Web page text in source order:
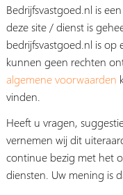
Bedrijfsvastgoed.nl is
deze site / dienst is
bedrijfsvastgoed.nl is op
kunnen geen rechten
algemene voorwaarden
vinden.
Heeft u vragen,
vernemen wij dit
continue bezig met het
diensten. Uw mening is